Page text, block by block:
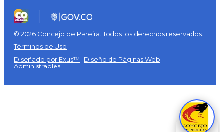
© 2026 Concejo de Pereira. Todos los derechos reservados.
Términos de Uso
Diseñado por Exus™ | Diseño de Páginas Web
Administrables